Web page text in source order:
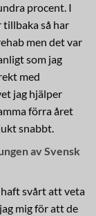
procent. I
tillbaka så har
men det var
som jag
med
jag hjälper
förra året
snabbt.
av Svensk
svårt att veta
mig för att de